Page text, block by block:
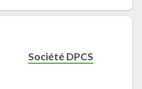
Société DPCS